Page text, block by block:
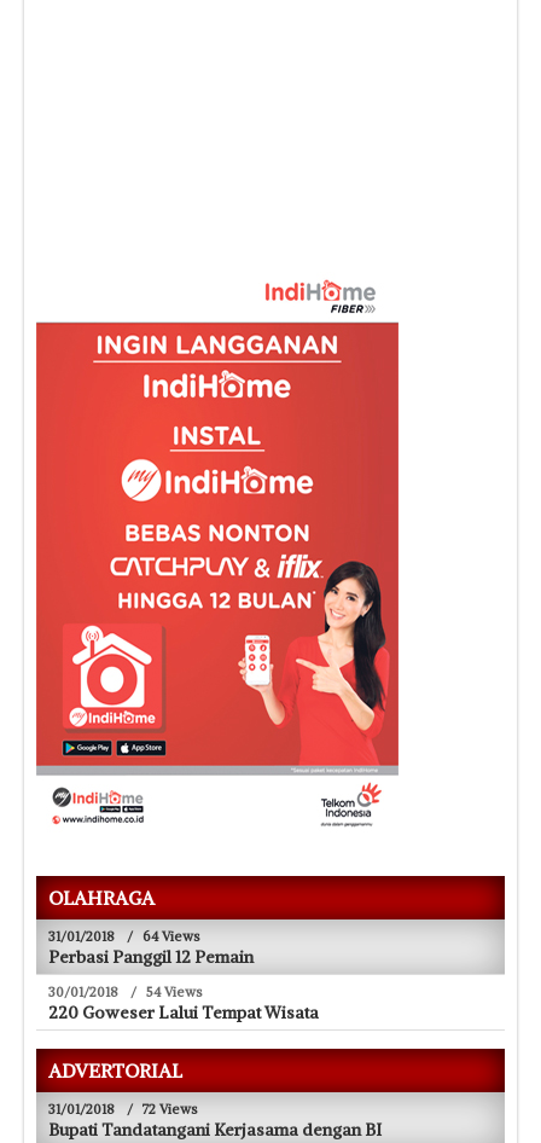
OLAHRAGA
31/01/2018 / 64 Views
Perbasi Panggil 12 Pemain
30/01/2018 / 54 Views
220 Goweser Lalui Tempat Wisata
ADVERTORIAL
31/01/2018 / 72 Views
Bupati Tandatangani Kerjasama dengan BI